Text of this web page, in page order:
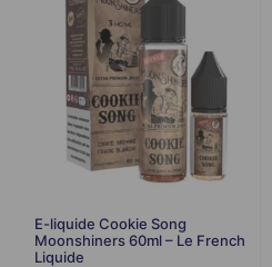
E-liquide Cookie Song
Moonshiners 60ml – Le French
Liquide